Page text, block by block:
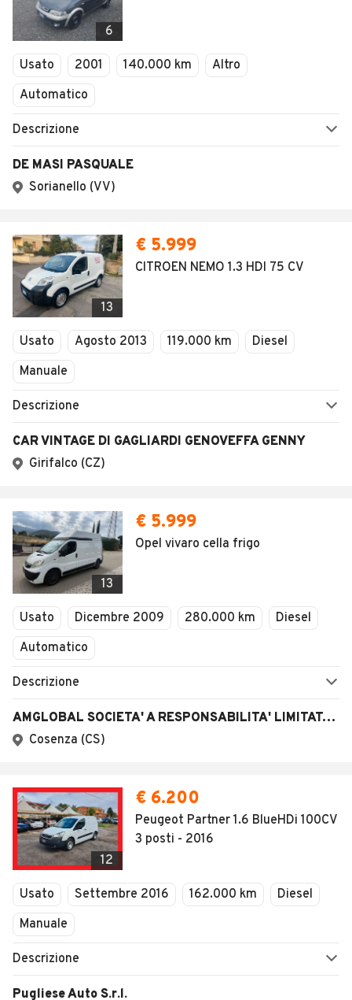
6
Usato 2001 140.000 km
Altro
Automatico
Descrizione
DE MASI PASQUALE
Sorianello (VV)
13
€ 5.999
CITROEN NEMO 1.3 HDI 75 CV
Usato Agosto 2013 119.000 km
Diesel
Manuale
Descrizione
CAR VINTAGE DI GAGLIARDI GENOVEFFA GENNY
Girifalco (CZ)
13
€ 5.999
Opel vivaro cella frigo
Usato Dicembre 2009 280.000 km
Diesel
Automatico
Descrizione
AMGLOBAL SOCIETA' A RESPONSABILITA' LIMITATA SEMPLIFICATA
Cosenza (CS)
12
€ 6.200
Peugeot Partner 1.6 BlueHDi 100CV
3 posti - 2016
Usato Settembre 2016 162.000 km
Diesel
Manuale
Descrizione
Pugliese Auto S.r.l.